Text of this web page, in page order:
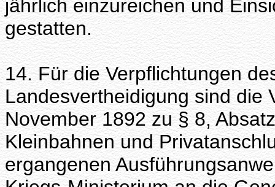
jährlich einzureichen und
gestatten.
14. Für die Verpflichtungen
Landesvertheidigung sind die
November 1892 zu § 8,
Kleinbahnen und
ergangenen